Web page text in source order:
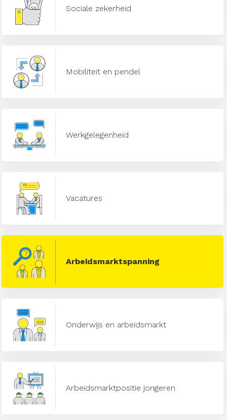
Sociale zekerheid
Mobiliteit en pendel
Werkgelegenheid
Vacatures
Arbeidsmarktspanning
Onderwijs en arbeidsmarkt
Arbeidsmarktpositie jongeren